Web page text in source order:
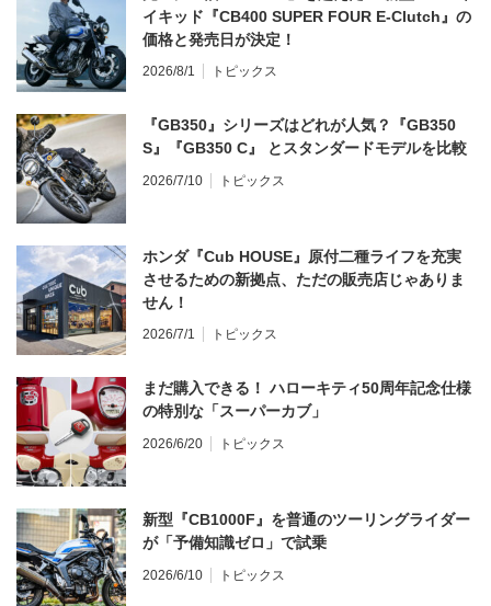
イキッド『CB400 SUPER FOUR E-Clutch』の
価格と発売日が決定！
2026/8/1 トピックス
『GB350』シリーズはどれが人気？『GB350
S』『GB350 C』 とスタンダードモデルを比較
2026/7/10 トピックス
ホンダ『Cub HOUSE』原付二種ライフを充実
させるための新拠点、ただの販売店じゃありま
せん！
2026/7/1 トピックス
まだ購入できる！ ハローキティ50周年記念仕様
の特別な「スーパーカブ」
2026/6/20 トピックス
新型『CB1000F』を普通のツーリングライダー
が「予備知識ゼロ」で試乗
2026/6/10 トピックス